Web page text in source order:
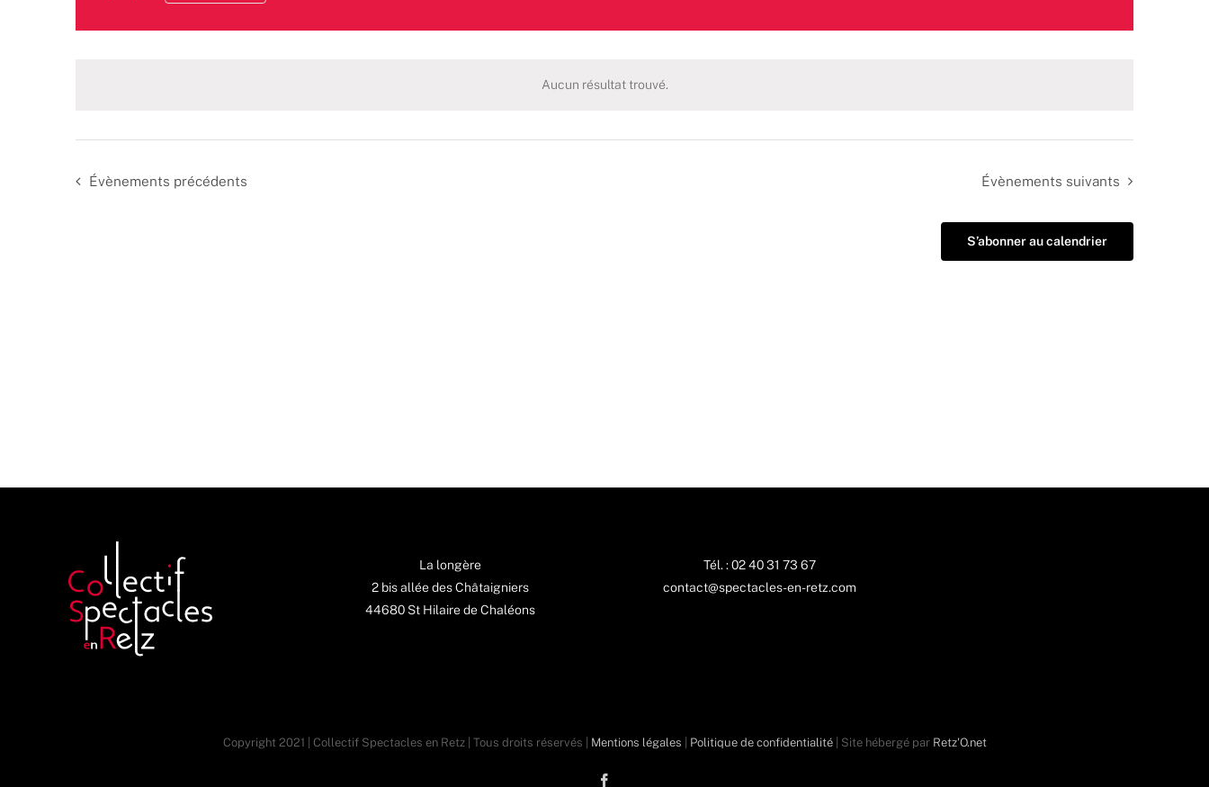
Aucun résultat trouvé.
une
Évènements précédents Évènements suivants
S’abonner au calendrier
La longère
2 bis allée des Châtaigniers
44680 St Hilaire de Chaléons
Tél. : 02 40 31 73 67
contact@spectacles-en-retz.com
Copyright 2021 | Collectif Spectacles en Retz | Tous droits réservés | Mentions légales Politique de confidentialité| Site hébergé par Retz'O.net